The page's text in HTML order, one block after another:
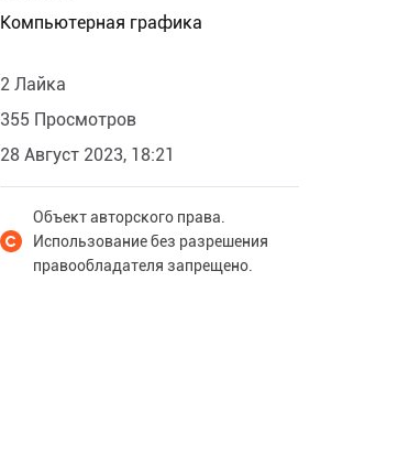
Компьютерная графика
2 Лайка
355 Просмотров
28 Август 2023, 18:21
Объект авторского права.
Использование без разрешения
правообладателя запрещено.